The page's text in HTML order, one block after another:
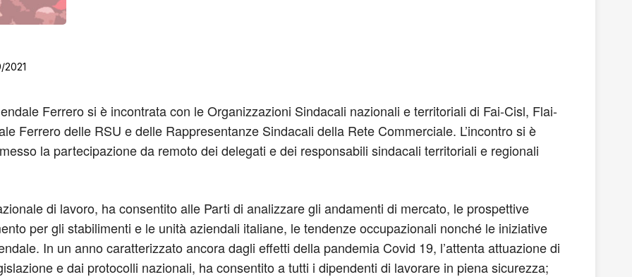
2021
Ferrero si è incontrata con le Organizzazioni Sindacali nazionali e territoriali di Fai-Cisl, Flai-
Ferrero delle RSU e delle Rappresentanze Sindacali della Rete Commerciale. L’incontro si è
la partecipazione da remoto dei delegati e dei responsabili sindacali territoriali e regionali
di lavoro, ha consentito alle Parti di analizzare gli andamenti di mercato, le prospettive
per gli stabilimenti e le unità aziendali italiane, le tendenze occupazionali nonché le iniziative
In un anno caratterizzato ancora dagli effetti della pandemia Covid 19, l’attenta attuazione di
e dai protocolli nazionali, ha consentito a tutti i dipendenti di lavorare in piena sicurezza;